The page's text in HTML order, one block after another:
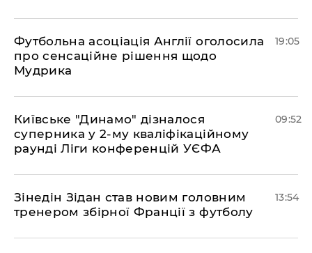
​Футбольна асоціація Англії оголосила
про сенсаційне рішення щодо
Мудрика
19:05
Київське "Динамо" дізналося
суперника у 2-му кваліфікаційному
раунді Ліги конференцій УЄФА
09:52
​Зінедін Зідан став новим головним
тренером збірної Франції з футболу
13:54